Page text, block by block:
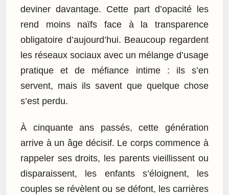
deviner davantage. Cette part d’opacité les
rend moins naïfs face à la transparence
obligatoire d’aujourd’hui. Beaucoup regardent
les réseaux sociaux avec un mélange d’usage
pratique et de méfiance intime : ils s’en
servent, mais ils savent que quelque chose
s’est perdu.
À cinquante ans passés, cette génération
arrive à un âge décisif. Le corps commence à
rappeler ses droits, les parents vieillissent ou
disparaissent, les enfants s’éloignent, les
couples se révèlent ou se défont, les carrières